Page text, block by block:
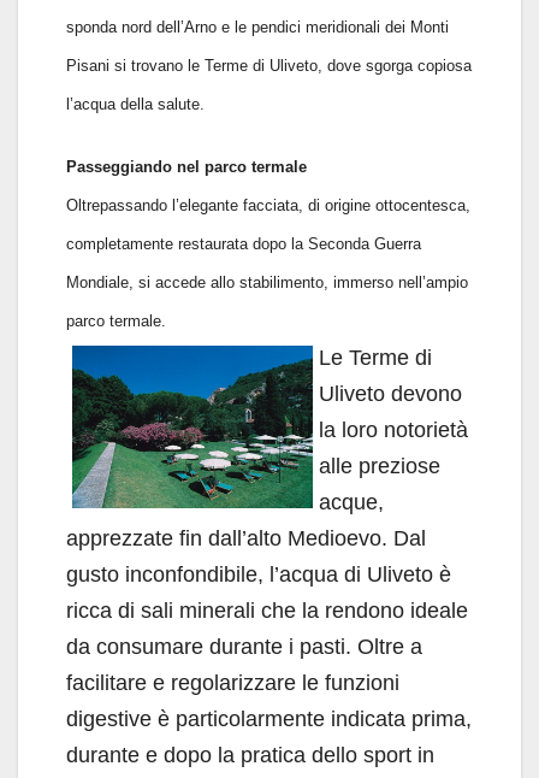
sponda nord dell’Arno e le pendici meridionali dei Monti
Pisani si trovano le Terme di Uliveto, dove sgorga copiosa
l’acqua della salute.
Passeggiando nel parco termale
Oltrepassando l’elegante facciata, di origine ottocentesca,
completamente restaurata dopo la Seconda Guerra
Mondiale, si accede allo stabilimento, immerso nell’ampio
parco termale.
Le Terme di
Uliveto devono
la loro notorietà
alle preziose
acque,
apprezzate fin dall’alto Medioevo. Dal
gusto inconfondibile, l’acqua di Uliveto è
ricca di sali minerali che la rendono ideale
da consumare durante i pasti. Oltre a
facilitare e regolarizzare le funzioni
digestive è particolarmente indicata prima,
durante e dopo la pratica dello sport in